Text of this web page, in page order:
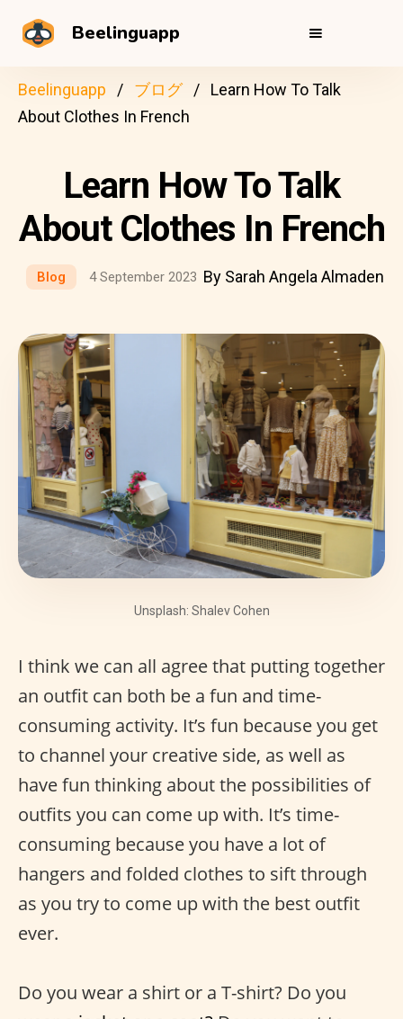
Beelinguapp
Beelinguapp ブログ
Learn How To Talk
About Clothes In French
Learn How To Talk
About Clothes In French
Blog 4 September 2023 By Sarah Angela Almaden
Unsplash: Shalev Cohen
I think we can all agree that putting together
an outfit can both be a fun and time-
consuming activity. It’s fun because you get
to channel your creative side, as well as
have fun thinking about the possibilities of
outfits you can come up with. It’s time-
consuming because you have a lot of
hangers and folded clothes to sift through
as you try to come up with the best outfit
ever.
Do you wear a shirt or a T-shirt? Do you